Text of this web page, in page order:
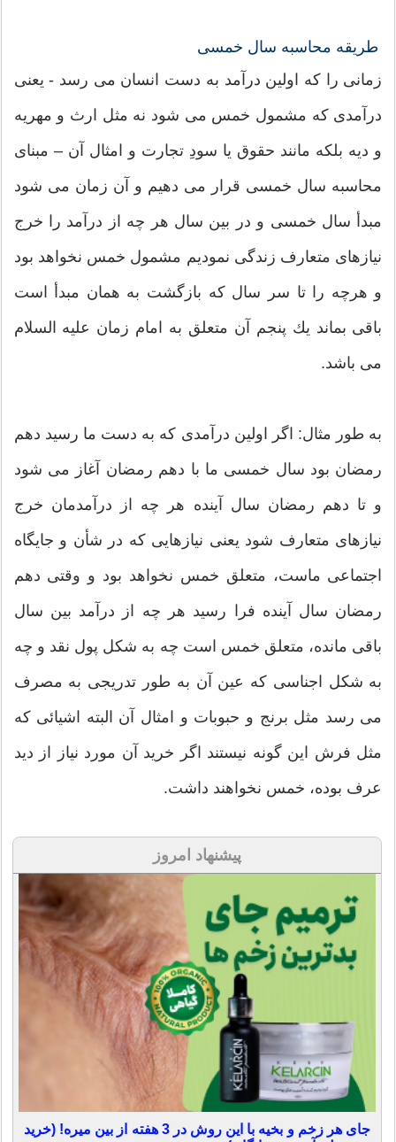
طریقه محاسبه سال خمسی
زمانی را كه اولین درآمد به دست انسان می رسد - یعنی
درآمدی كه مشمول خمس می شود نه مثل ارث و مهریه
و دیه بلكه مانند حقوق یا سودِ تجارت و امثال آن – مبنای
محاسبه سال خمسی قرار می دهیم و آن زمان می شود
مبدأ سال خمسی و در بین سال هر چه از درآمد را خرج
نیازهای متعارف زندگی نمودیم مشمول خمس نخواهد بود
و هرچه را تا سر سال كه بازگشت به همان مبدأ است
باقی بماند یك پنجم آن متعلق به امام زمان علیه السلام
می باشد.
به طور مثال: اگر اولین درآمدی كه به دست ما رسید دهم
رمضان بود سال خمسی ما با دهم رمضان آغاز می شود
و تا دهم رمضان سال آینده هر چه از درآمدمان خرج
نیازهای متعارف شود یعنی نیازهایی كه در شأن و جایگاه
اجتماعی ماست، متعلق خمس نخواهد بود و وقتی دهم
رمضان سال آینده فرا رسید هر چه از درآمد بین سال
باقی مانده، متعلق خمس است چه به شكل پول نقد و چه
به شكل اجناسی كه عین آن به طور تدریجی به مصرف
می رسد مثل برنج و حبوبات و امثال آن البته اشیائی كه
مثل فرش این گونه نیستند اگر خرید آن مورد نیاز از دید
عرف بوده، خمس نخواهند داشت.
پیشنهاد امروز
جای هر زخم و بخیه با این روش در 3 هفته از بین میره! (خرید